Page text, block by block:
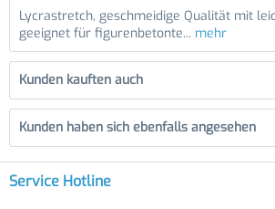
Lycrastretch, geschmeidige Qualität mit
geeignet für figurenbetonte... mehr
Kunden kauften auch
Kunden haben sich ebenfalls angesehen
Service Hotline